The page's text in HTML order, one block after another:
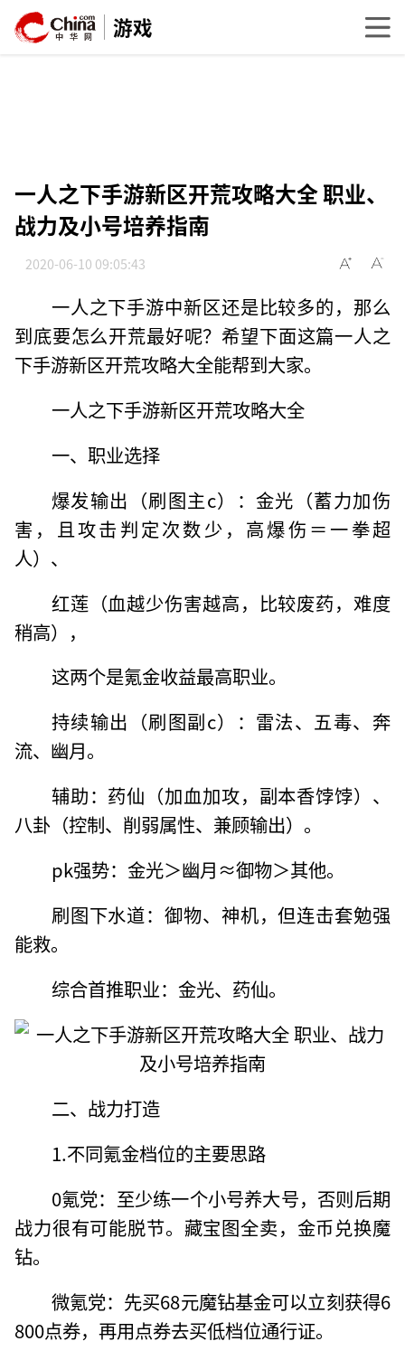
游戏
一人之下手游新区开荒攻略大全 职业、
战力及小号培养指南
2020-06-10 09:05:43
一人之下手游中新区还是比较多的，那么
到底要怎么开荒最好呢？希望下面这篇一人之
下手游新区开荒攻略大全能帮到大家。
一人之下手游新区开荒攻略大全
一、职业选择
爆发输出（刷图主c）：金光（蓄力加伤
害，且攻击判定次数少，高爆伤＝一拳超
人）、
红莲（血越少伤害越高，比较废药，难度
稍高），
这两个是氪金收益最高职业。
持续输出（刷图副c）：雷法、五毒、奔
流、幽月。
辅助：药仙（加血加攻，副本香饽饽）、
八卦（控制、削弱属性、兼顾输出）。
pk强势：金光＞幽月≈御物＞其他。
刷图下水道：御物、神机，但连击套勉强
能救。
综合首推职业：金光、药仙。
二、战力打造
1.不同氪金档位的主要思路
0氪党：至少练一个小号养大号，否则后期
战力很有可能脱节。藏宝图全卖，金币兑换魔
钻。
微氪党：先买68元魔钻基金可以立刻获得6
800点券，再用点券去买低档位通行证。